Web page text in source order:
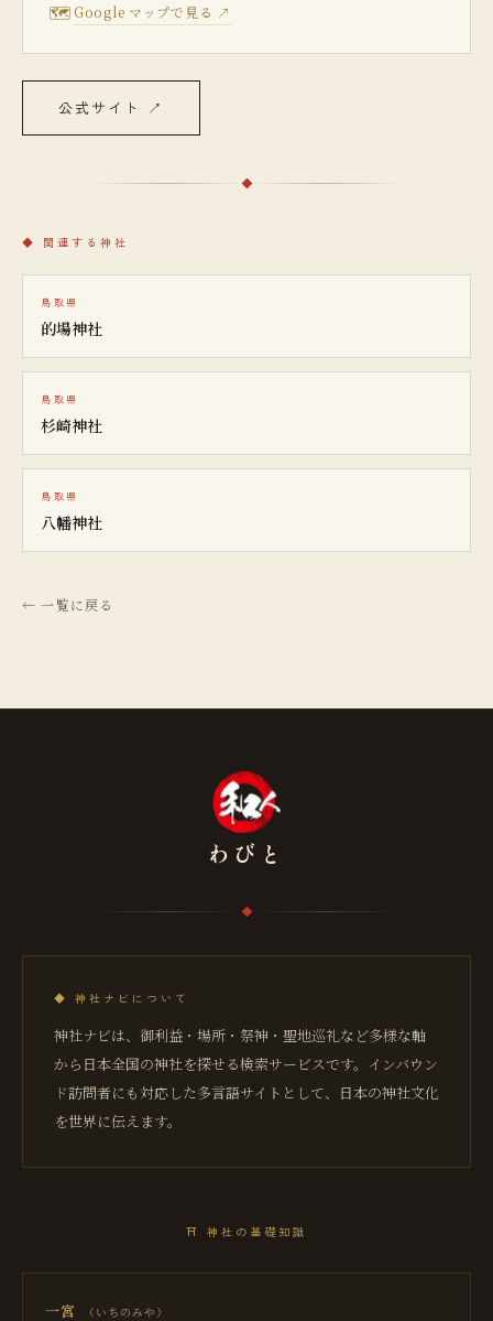
🗺 Google マップで見る ↗
公式サイト ↗
◆ 関連する神社
鳥取県
的場神社
鳥取県
杉崎神社
鳥取県
八幡神社
← 一覧に戻る
わびと
◆ 神社ナビについて
神社ナビは、御利益・場所・祭神・聖地巡礼など多様な軸
から日本全国の神社を探せる検索サービスです。インバウン
ド訪問者にも対応した多言語サイトとして、日本の神社文化
を世界に伝えます。
⛩ 神社の基礎知識
一宮 （ いちのみや ）